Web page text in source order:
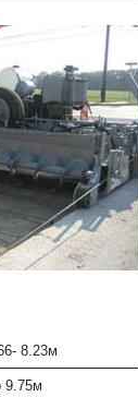
8.23м
9.75м